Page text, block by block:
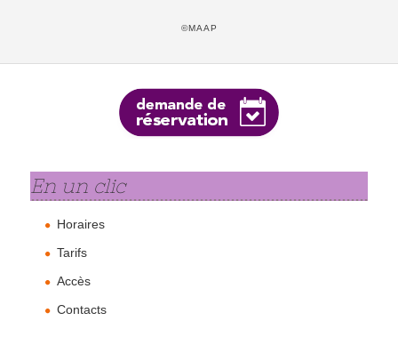
©MAAP
En un clic
Horaires
Tarifs
Accès
Contacts